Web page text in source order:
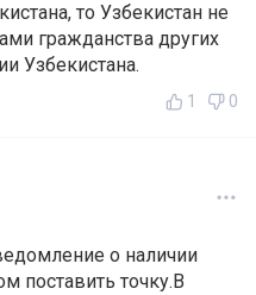
то Узбекистан не
гражданства других
Узбекистана.
1 0
о наличии
поставить точку.В